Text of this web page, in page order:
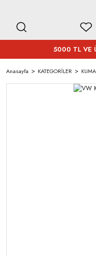
5000 TL VE
Anasayfa KATEGORİLER